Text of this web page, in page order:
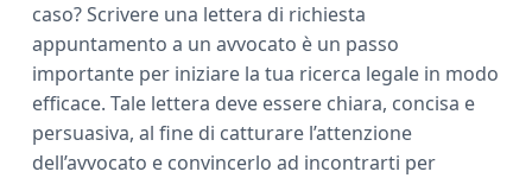
caso? Scrivere una lettera di richiesta
appuntamento a un avvocato è un passo
importante per iniziare la tua ricerca legale in modo
efficace. Tale lettera deve essere chiara, concisa e
persuasiva, al fine di catturare l’attenzione
dell’avvocato e convincerlo ad incontrarti per